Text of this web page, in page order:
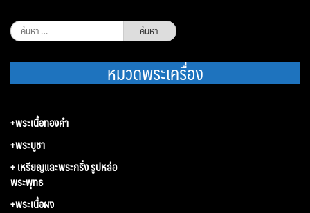
ค้นหา
สำหรับ:
หมวดพระเครื่อง
+พระเนื้อทองคำ
+พระบูชา
+ เหรียญและพระกริ่ง รูปหล่อ
พระพุทธ
+พระเนื้อผง